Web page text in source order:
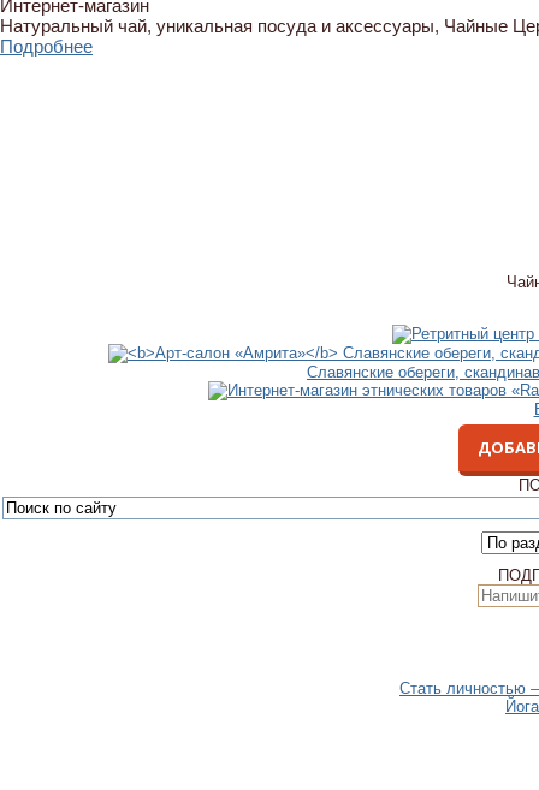
Интернет-магазин
Натуральный чай, уникальная посуда и аксессуары, Чайные
Подробнее
Славянские обереги,
Стать личностью